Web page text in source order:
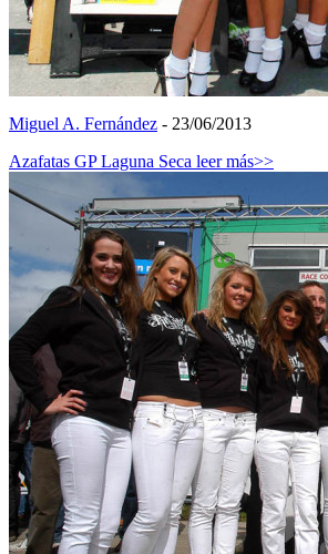
Miguel A. Fernández - 23/06/2013
Azafatas GP Laguna Seca leer más>>